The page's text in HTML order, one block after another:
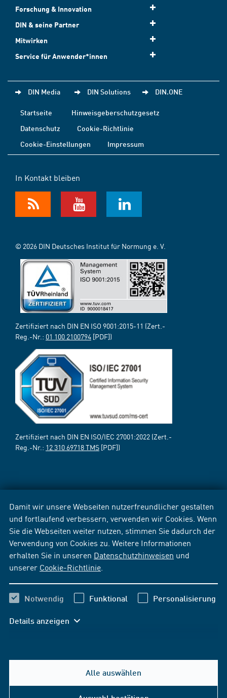
Damit wir unsere Webseiten nutzerfreundlicher gestalten
und fortlaufend verbessern, verwenden wir Cookies. Wenn
Sie die Webseiten weiter nutzen, stimmen Sie dadurch der
Verwendung von Cookies zu. Weitere Informationen
erhalten Sie in unseren Datenschutzhinweisen und
unserer Cookie-Richtlinie
Notwendig Funktional Personalisierung
Details anzeigen
Alle auswählen
Forschung & Innovation
DIN & seine Partner
Mitwirken
Service für Anwender*innen
DIN Media DIN Solutions DIN.ONE
Startseite
Hinweisgeberschutzgesetz
Datenschutz
Cookie-Richtlinie
Cookie-Einstellungen
Impressum
In Kontakt bleiben
© 2026 DIN Deutsches Institut für Normung e. V.
Zertifiziert nach DIN EN ISO 9001:2015-11 (Zert.-
Reg.-Nr.: 01 100 2100794 [PDF])
Zertifiziert nach DIN EN ISO/IEC 27001:2022 (Zert.-
Reg.-Nr.: 12 310 69718 TMS [PDF])